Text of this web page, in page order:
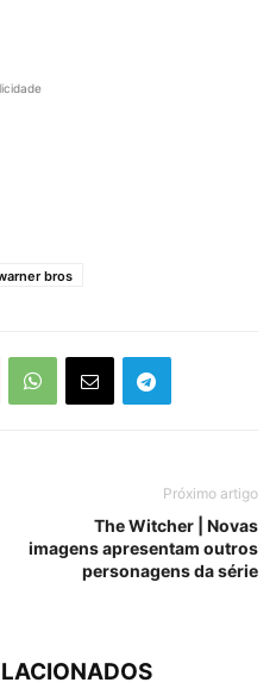
bros
Próximo artigo
The Witcher | Novas
imagens apresentam outros
personagens da série